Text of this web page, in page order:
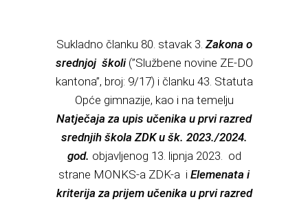
Sukladno članku 80. stavak 3.Zakona o
srednjoj školi(”Službene novine ZE-DO
kantona”, broj: 9/17) i članku 43. Statuta
Opće gimnazije, kao i na temelju
Natječaja za upis učenika u prvi razred
srednjih škola ZDK u šk. 2023./2024.
god. objavljenog 13. lipnja 2023. od
strane MONKS-a ZDK-a i Elemenata i
kriterija za prijem učenika u prvi razred